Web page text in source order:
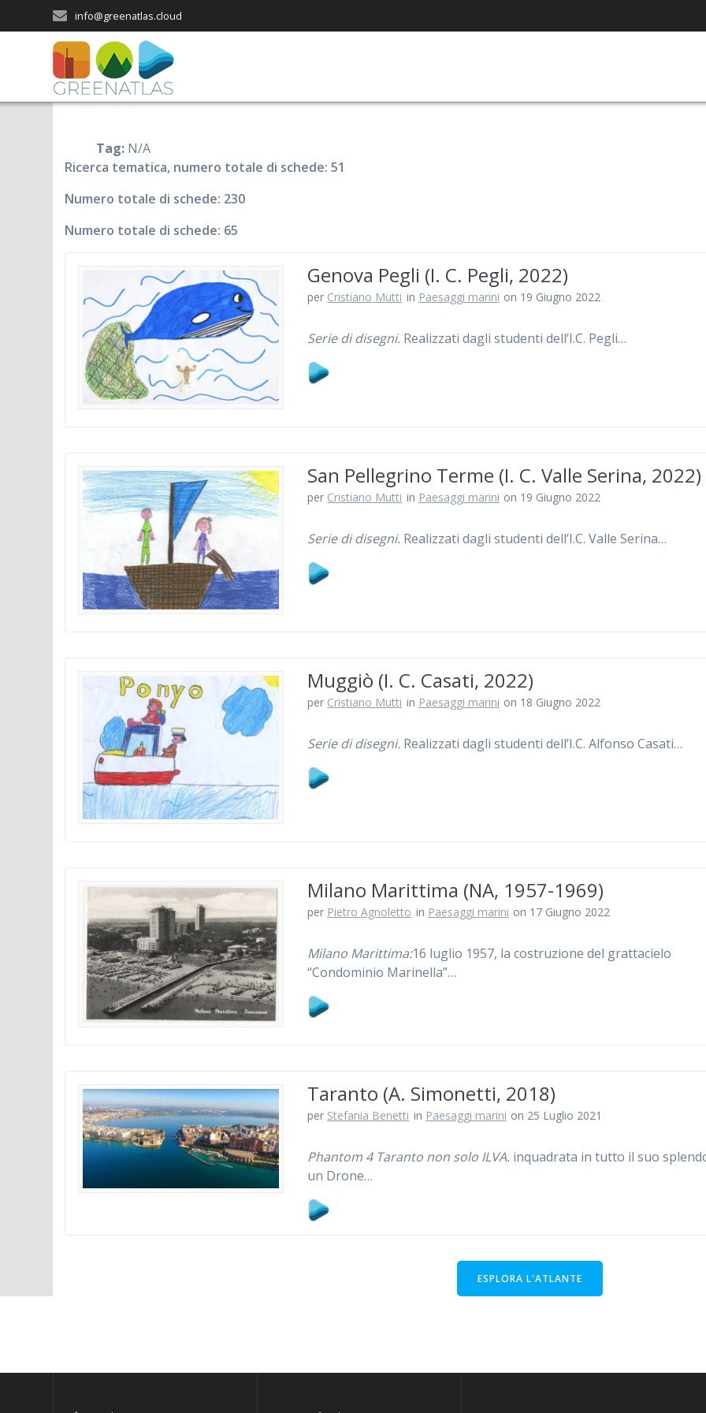
al
contenuto
info@greenatlas.cloud
Tag: N/A
Ricerca tematica, numero totale di schede: 51
Numero totale di schede: 230
Numero totale di schede: 65
Genova Pegli (I. C. Pegli, 2022)
per Cristiano Mutti in Paesaggi marini on 19 Giugno 2022
Serie di disegni. Realizzati dagli studenti dell’I.C. Pegli…
San Pellegrino Terme (I. C. Valle Serina, 2022)
per Cristiano Mutti in Paesaggi marini on 19 Giugno 2022
Serie di disegni. Realizzati dagli studenti dell’I.C. Valle Serina…
Muggiò (I. C. Casati, 2022)
per Cristiano Mutti in Paesaggi marini on 18 Giugno 2022
Serie di disegni. Realizzati dagli studenti dell’I.C. Alfonso Casati…
Milano Marittima (NA, 1957-1969)
per Pietro Agnoletto in Paesaggi marini on 17 Giugno 2022
Milano Marittima:16 luglio 1957, la costruzione del grattacielo
“Condominio Marinella”…
Taranto (A. Simonetti, 2018)
per Stefania Benetti in Paesaggi marini on 25 Luglio 2021
Phantom 4 Taranto non solo ILVA. inquadrata in tutto il suo
un Drone…
ESPLORA L'ATLANTE